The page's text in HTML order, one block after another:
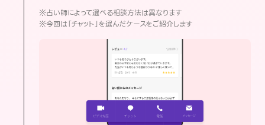
※占い師によって選べる相談方法は異なります
※今回は「チャット」を選んだケースをご紹介します